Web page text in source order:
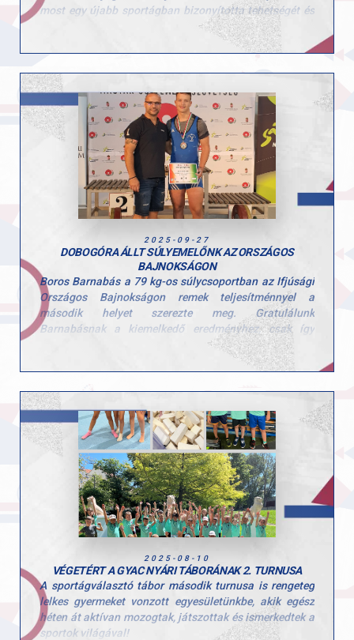
most egy újabb sportágban bizonyította tehetségét és
kitartását, most ezúttal a súlyemelésben. Gratulálunk
Katának ehhez a kiemelkedő teljesítményhez, igazi
példakép a sokoldalúságával és munkabírásával!
2025-09-27
DOBOGÓRA ÁLLT SÚLYEMELŐNK AZ ORSZÁGOS
BAJNOKSÁGON
Boros Barnabás a 79 kg-os súlycsoportban az Ifjúsági
Országos Bajnokságon remek teljesítménnyel a
második helyet szerezte meg. Gratulálunk
Barnabásnak a kiemelkedő eredményhez, csak így
2025-08-10
VÉGETÉRT A GYAC NYÁRI TÁBORÁNAK 2. TURNUSA
A sportágválasztó tábor második turnusa is rengeteg
lelkes gyermeket vonzott egyesületünkbe, akik egész
héten át aktívan mozogtak, játszottak és ismerkedtek a
sportok világával!